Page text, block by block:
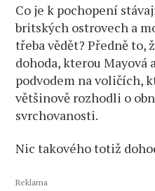
Co je k pochopení
britských ostrovech a
třeba vědět? Předně to,
dohoda, kterou Mayová
podvodem na voličích,
většinově rozhodli o
svrchovanosti.
Nic takového totiž
Reklama